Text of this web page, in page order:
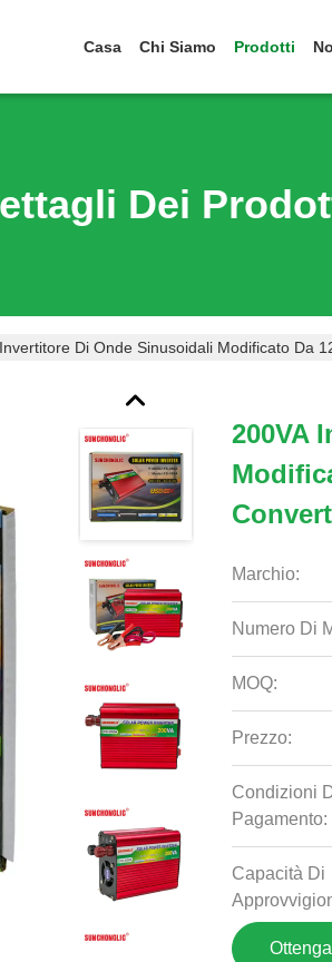
Casa Chi Siamo Prodotti
Dei
Di Onde Sinusoidali Modificato Da
200VA
Marchio:
Numero Di
MOQ:
Prezzo:
Condizioni
Pagamento:
Capacità Di